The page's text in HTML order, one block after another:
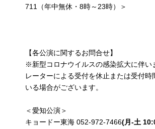
711（年中無休・8時～23時）＞
【各公演に関するお問合せ】
※新型コロナウイルスの感染拡大に伴い
レーターによる受付を休止または受付時
いる場合がございます。
＜愛知公演＞
キョードー東海 052-972-7466(月-土